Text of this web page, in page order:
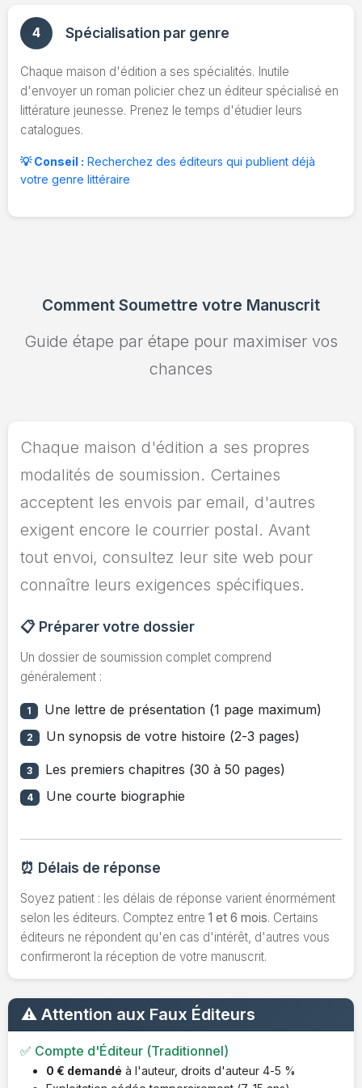
4 Spécialisation par genre
Chaque maison d'édition a ses spécialités. Inutile
d'envoyer un roman policier chez un éditeur spécialisé en
littérature jeunesse. Prenez le temps d'étudier leurs
catalogues.
💡 Conseil : Recherchez des éditeurs qui publient déjà
votre genre littéraire
Comment Soumettre votre Manuscrit
Guide étape par étape pour maximiser vos
chances
Chaque maison d'édition a ses propres
modalités de soumission. Certaines
acceptent les envois par email, d'autres
exigent encore le courrier postal. Avant
tout envoi, consultez leur site web pour
connaître leurs exigences spécifiques.
📋 Préparer votre dossier
Un dossier de soumission complet comprend
généralement :
1 Une lettre de présentation (1 page maximum)
2 Un synopsis de votre histoire (2-3 pages)
3 Les premiers chapitres (30 à 50 pages)
4 Une courte biographie
⏰ Délais de réponse
Soyez patient : les délais de réponse varient énormément
selon les éditeurs. Comptez entre 1 et 6 mois. Certains
éditeurs ne répondent qu'en cas d'intérêt, d'autres vous
confirmeront la réception de votre manuscrit.
⚠️ Attention aux Faux Éditeurs
✅ Compte d'Éditeur (Traditionnel)
0 € demandé à l'auteur, droits d'auteur 4-5 %